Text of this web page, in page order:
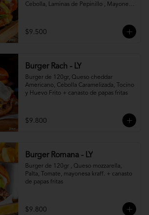
Cebolla, Laminas de Pepinillo , Mayonesa
$9.500
Burger Rach - LY
Burger de 120gr, Queso cheddar
Americano, Cebolla Caramelizada, Tocino
y Huevo Frito + canasto de papas fritas
$9.800
Burger Romana - LY
Burger de 120gr , Queso mozzarella,
Palta, Tomate, mayonesa kraff. + canasto
de papas fritas
$9.800